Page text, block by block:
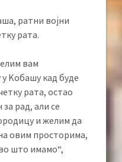
ратни војни
рата.
вам
Kобашу кад буде
рата, остао
рад, али се
и желим да
овим просторима,
што имамо“,